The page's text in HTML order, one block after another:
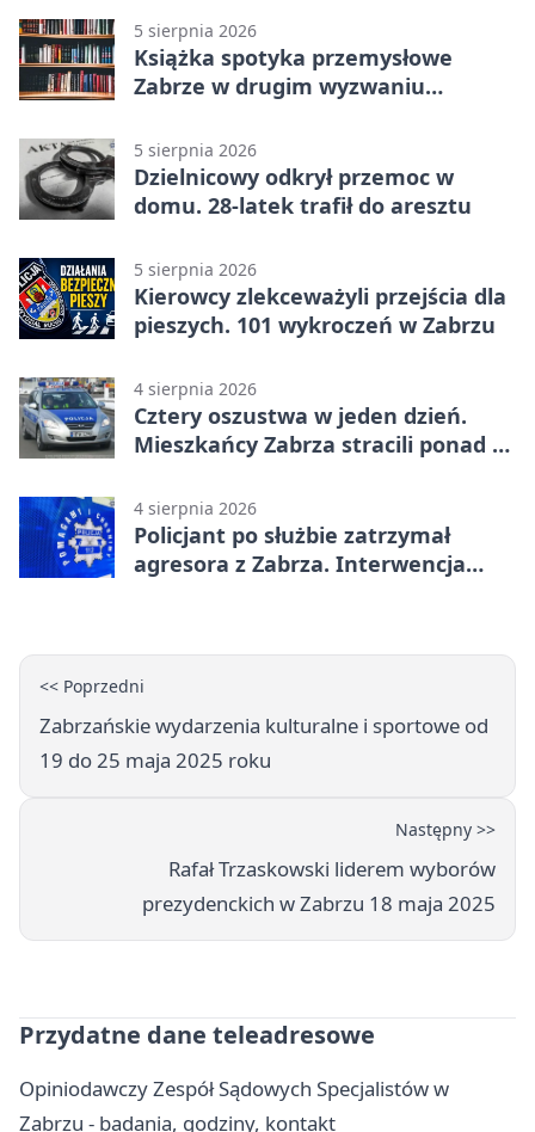
5 sierpnia 2026
Książka spotyka przemysłowe
Zabrze w drugim wyzwaniu
5 sierpnia 2026
Dzielnicowy odkrył przemoc w
domu. 28-latek trafił do aresztu
5 sierpnia 2026
Kierowcy zlekceważyli przejścia dla
pieszych. 101 wykroczeń w Zabrzu
4 sierpnia 2026
Cztery oszustwa w jeden dzień.
Mieszkańcy Zabrza stracili ponad 6
4 sierpnia 2026
Policjant po służbie zatrzymał
agresora z Zabrza. Interwencja
<< Poprzedni
Zabrzańskie wydarzenia kulturalne i sportowe od
19 do 25 maja 2025 roku
Następny >>
Rafał Trzaskowski liderem wyborów
prezydenckich w Zabrzu 18 maja 2025
Przydatne dane teleadresowe
Opiniodawczy Zespół Sądowych Specjalistów w
Zabrzu - badania, godziny, kontakt